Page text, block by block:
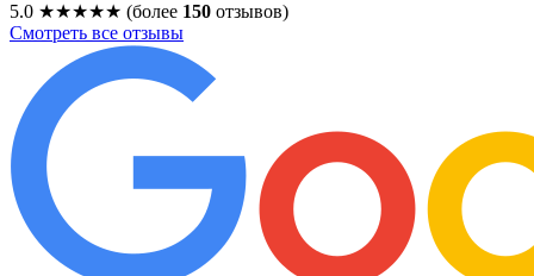
5.0 ★★★★★ (более 150 отзывов)
Смотреть все отзывы